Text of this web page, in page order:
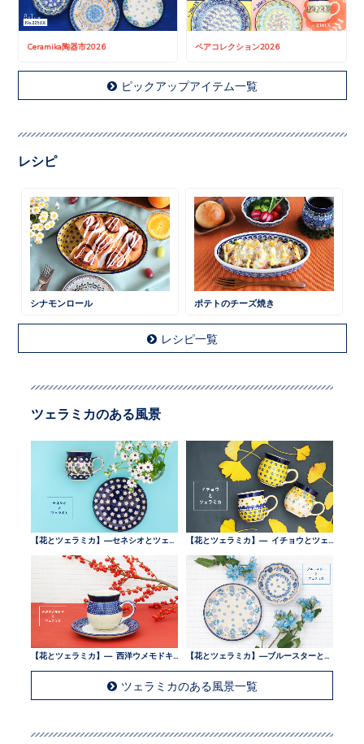
Ceramika陶器市2026 ペアコレクション2026
ピックアップアイテム一覧
レシピ
シナモンロール ポテトのチーズ焼き
レシピ一覧
ツェラミカのある風景
ツェラミカのある風景一覧